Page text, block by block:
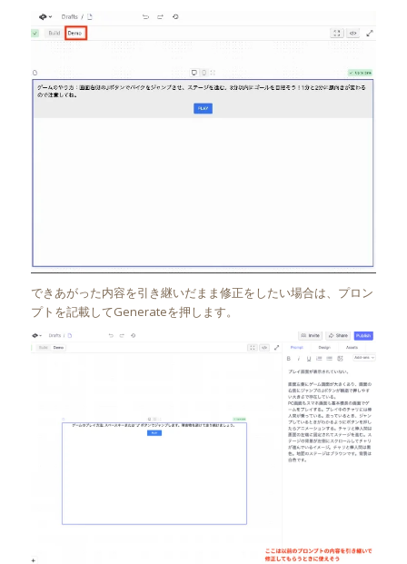
できあがった内容を引き継いだまま修正をしたい場合は、プロン
プトを記載してGenerateを押します。